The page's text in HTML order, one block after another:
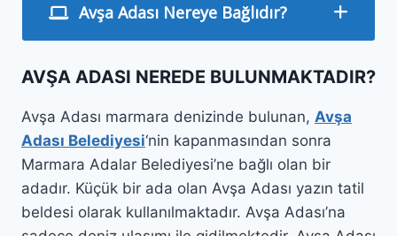
Avşa Adası Nereye Bağlıdır?
AVŞA ADASI NEREDE BULUNMAKTADIR?
Avşa Adası marmara denizinde bulunan, Avşa
Adası Belediyesi‘nin kapanmasından sonra
Marmara Adalar Belediyesi’ne bağlı olan bir
adadır. Küçük bir ada olan Avşa Adası yazın tatil
beldesi olarak kullanılmaktadır. Avşa Adası’na